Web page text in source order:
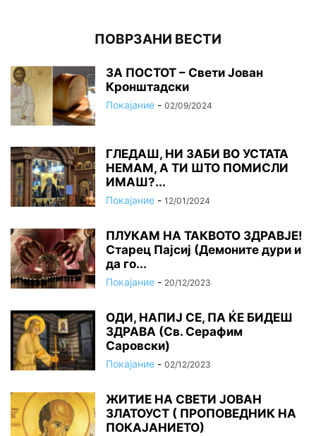
ПОВРЗАНИ ВЕСТИ
ЗА ПОСТОТ – Свети Јован
Кронштадски
Покајание - 02/09/2024
ГЛЕДАШ, НИ ЗАБИ ВО УСТАТА
НЕМАМ, А ТИ ШТО ПОМИСЛИ
ИМАШ?...
Покајание - 12/01/2024
ПЛУКАМ НА ТАКВОТО ЗДРАВЈЕ!
Старец Пајсиј (Демоните дури и
да го...
Покајание - 20/12/2023
ОДИ, НАПИЈ СЕ, ПА ЌЕ БИДЕШ
ЗДРАВА (Св. Серафим
Саровски)
Покајание - 02/12/2023
ЖИТИЕ НА СВЕТИ ЈОВАН
ЗЛАТОУСТ ( ПРОПОВЕДНИК НА
ПОКАЈАНИЕТО)